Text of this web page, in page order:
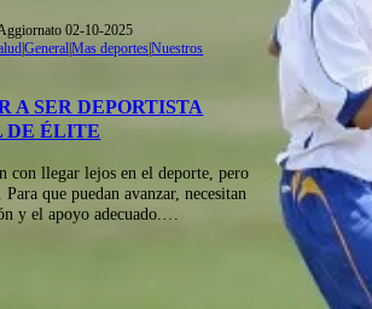
02-10-2025
|General|Mas deportes|Nuestros
A SER DEPORTISTA
DE ÉLITE
con llegar lejos en el deporte, pero
que puedan avanzar, necesitan
y el apoyo adecuado.…